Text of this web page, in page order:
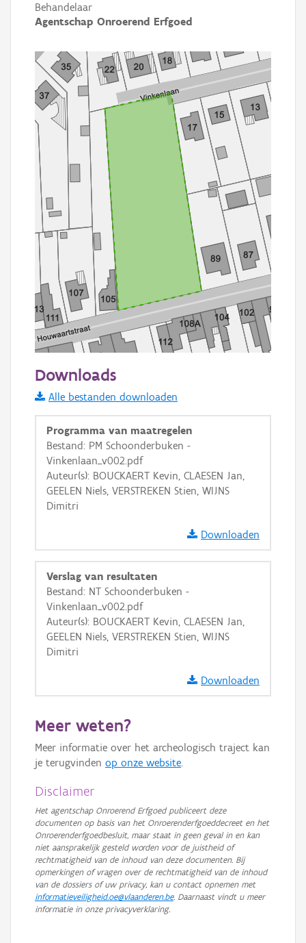
Behandelaar
Agentschap Onroerend Erfgoed
Informatie Vlaanderen
i
+ −
Basis Lagen
OSM-Basiskaart
Ortho
GRB-Basiskaart
Downloads
Alle bestanden downloaden
Programma van maatregelen
Bestand: PM Schoonderbuken -
Vinkenlaan_v002.pdf
Auteur(s): BOUCKAERT Kevin, CLAESEN Jan,
GEELEN Niels, VERSTREKEN Stien, WIJNS
Dimitri
Downloaden
Verslag van resultaten
Bestand: NT Schoonderbuken -
Vinkenlaan_v002.pdf
Auteur(s): BOUCKAERT Kevin, CLAESEN Jan,
GEELEN Niels, VERSTREKEN Stien, WIJNS
Dimitri
Downloaden
Meer weten?
Meer informatie over het archeologisch traject kan
je terugvinden op onze website.
Disclaimer
Het agentschap Onroerend Erfgoed publiceert deze
documenten op basis van het Onroerenderfgoeddecreet en het
Onroerenderfgoedbesluit, maar staat in geen geval in en kan
niet aansprakelijk gesteld worden voor de juistheid of
rechtmatigheid van de inhoud van deze documenten. Bij
opmerkingen of vragen over de rechtmatigheid van de inhoud
van de dossiers of uw privacy, kan u contact opnemen met
informatieveiligheid.oe@vlaanderen.be. Daarnaast vindt u meer
informatie in onze privacyverklaring.